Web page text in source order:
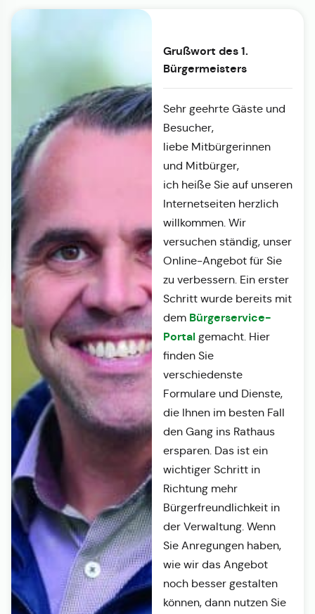
Grußwort des 1.
Bürgermeisters
Sehr geehrte Gäste und
Besucher,
liebe Mitbürgerinnen
und Mitbürger,
ich heiße Sie auf unseren
Internetseiten herzlich
willkommen. Wir
versuchen ständig, unser
Online-Angebot für Sie
zu verbessern. Ein erster
Schritt wurde bereits mit
dem Bürgerservice-
Portalgemacht. Hier
finden Sie
verschiedenste
Formulare und Dienste,
die Ihnen im besten Fall
den Gang ins Rathaus
ersparen. Das ist ein
wichtiger Schritt in
Richtung mehr
Bürgerfreundlichkeit in
der Verwaltung. Wenn
Sie Anregungen haben,
wie wir das Angebot
noch besser gestalten
können, dann nutzen Sie